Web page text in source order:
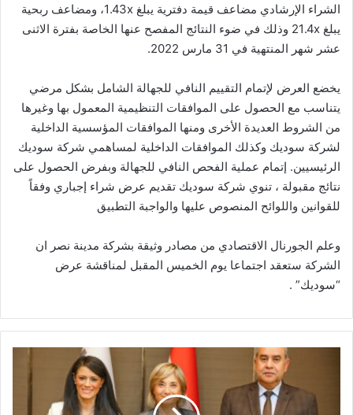
الشراء الإرشادي مضاعف قيمة دفترية يبلغ 1.43x، ومضاعف ربحية
يبلغ 21.4x وذلك في ضوء النتائج المفصح عنها الخاصة بفترة الاثنى
عشر شهر المنتهية في 31 مارس 2022.
يخضع العرض لإتمام التقييم النافي للجهالة الشامل بشكل مرضي
يتناسب مع الحصول على الموافقات التنظيمية المعمول بها وغيرها
من الشروط العديدة الأخرى ومنها الموافقات المؤسسية الداخلية
لشركة سوديك وكذلك الموافقات الداخلية لمساهمي شركة سوديك
الرئيسيين. إتمام عملية الفحص النافي للجهالة وبفرض الحصول على
نتائج مقبولة ، تنوي شركة سوديك تقديم عرض شراء إجباري وفقاً
للقوانين واللوائح المنصوص عليها والواجبة التطبيق
وعلم الجورنال الاقتصادي من مصادر وثيقة بشركة مدينة نصر ان
الشركة ستعقد اجتماعا يوم الخميس المقبل لمناقشة عرض
“سوديك” .
والطيران